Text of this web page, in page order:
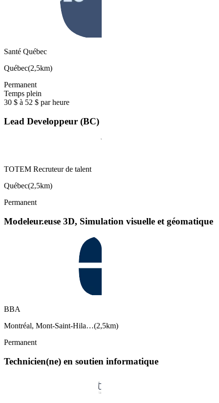
Santé Québec
Québec(2,5km)
Permanent
Temps plein
30 $ à 52 $ par heure
Lead Developpeur (BC)
TOTEM Recruteur de talent
Québec(2,5km)
Permanent
Modeleur.euse 3D, Simulation visuelle et géomatique
BBA
Montréal, Mont-Saint-Hila…(2,5km)
Permanent
Technicien(ne) en soutien informatique